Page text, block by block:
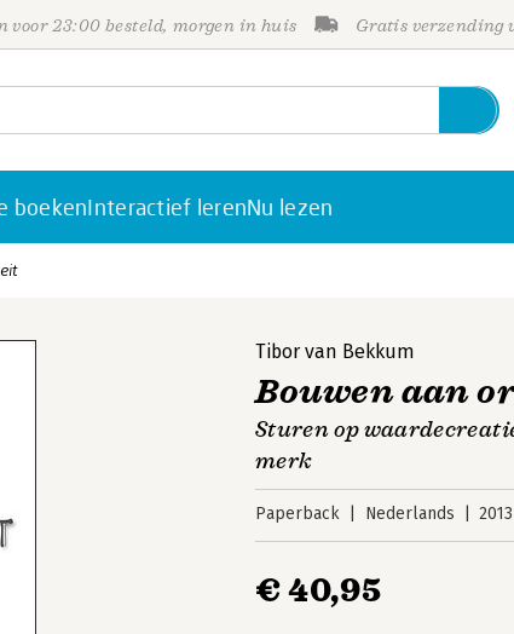
voor 23:00 besteld, morgen in huis Gratis verzending
boekenInteractief lerenNu lezen
Tibor van Bekkum
Bouwen aan
Sturen op
merk
Paperback Nederlands 2013
€ 40,95